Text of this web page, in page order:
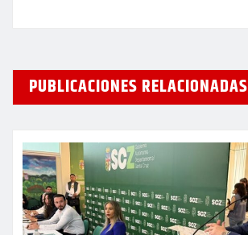
PUBLICACIONES RELACIONADAS